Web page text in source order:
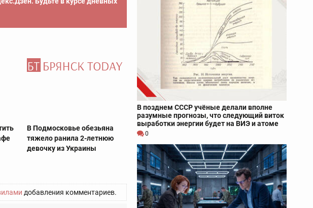
В Подмосковье обезьяна
тяжело ранила 2-летнюю
девочку из Украины
добавления комментариев.
В позднем СССР учёные делали вполне
разумные прогнозы, что следующий виток
выработки энергии будет на ВИЭ и атоме
0